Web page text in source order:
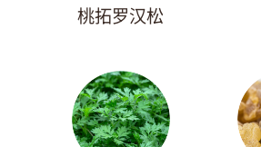
桃拓罗汉松